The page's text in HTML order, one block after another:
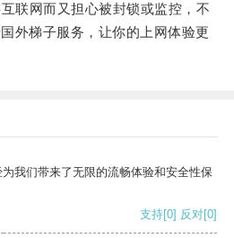
网而又担心被封锁或监控，不
外梯子服务，让你的上网体验更
我们带来了无限的流畅体验和安全性保
支持[0] 反对[0]